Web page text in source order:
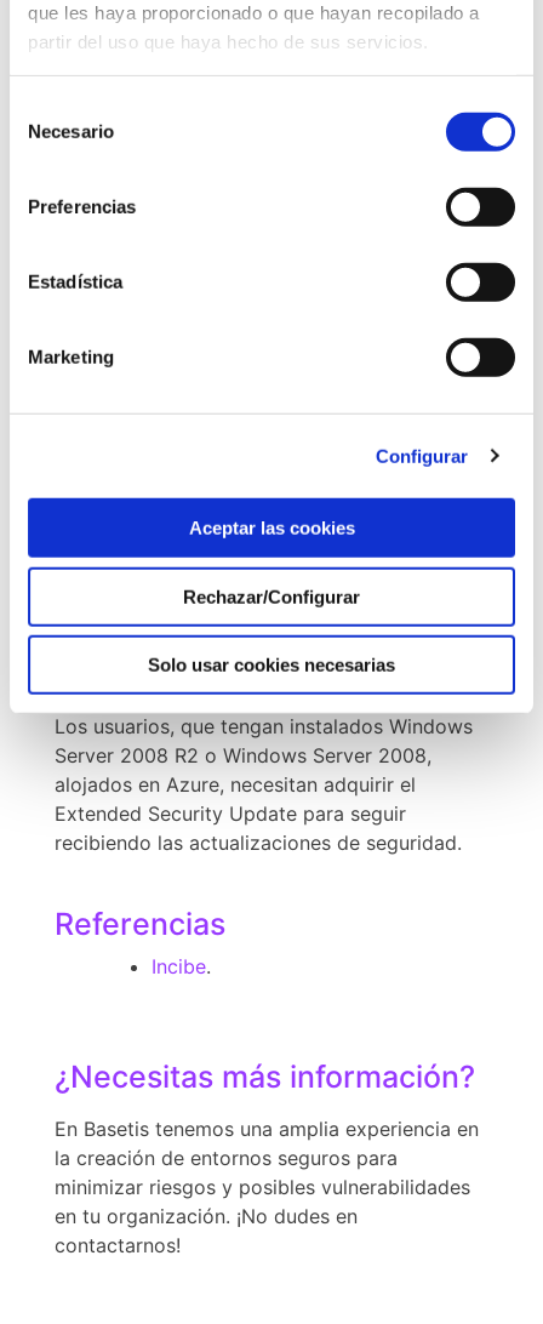
que les haya proporcionado o que hayan recopilado a
partir del uso que haya hecho de sus servicios.
Necesario
Preferencias
Estadística
Marketing
Configurar
Aceptar las cookies
Rechazar/Configurar
Solo usar cookies necesarias
Windows PGM.
Windows Point-to-Point Protocol
over Ethernet (PPPoE).
Windows Secure Socket Tunneling
(TLS).
Solución
Se recomienda actualizar lo antes posible el
software afectado a la última versión y activar
las actualizaciones automáticas, en caso de
que no se estén aplicando por defecto.
Los usuarios, que tengan instalados Windows
Server 2008 R2 o Windows Server 2008,
alojados en Azure, necesitan adquirir el
Extended Security Update para seguir
recibiendo las actualizaciones de seguridad.
Referencias
Incibe.
¿Necesitas más información?
En Basetis tenemos una amplia experiencia en
la creación de entornos seguros para
minimizar riesgos y posibles vulnerabilidades
en tu organización. ¡No dudes en
contactarnos!